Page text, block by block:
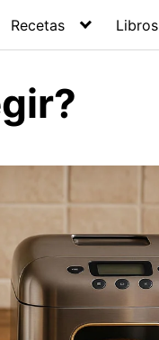
Recetas Libros